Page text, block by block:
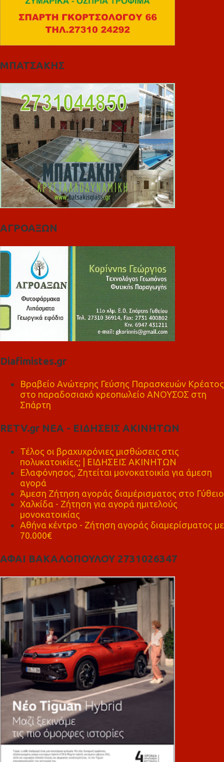
ΜΠΑΤΣΑΚΗΣ
ΑΓΡΟΑΞΩΝ
Diafimistes.gr
Βραβείο Ανώτερης Γεύσης Παρασκευών Κρέατος
στο παραδοσιακό κρεοπωλείο ΑΝΟΥΣΟΣ στη
Σπάρτη
RETV.gr ΝΕΑ - ΕΙΔΗΣΕΙΣ ΑΚΙΝΗΤΩΝ
Τέλος οι βραχυχρόνιες μισθώσεις στις
πολυκατοικίες; | ΕΙΔΗΣΕΙΣ ΑΚΙΝΗΤΩΝ
Ελαφόνησος, Ζητείται μονοκατοικία για άμεση
αγορά
Άμεση Ζήτηση αγοράς διαμέρισματος στο Γύθειο
Χαλκίδα - Ζήτηση για αγορά ημιτελούς
μονοκατοικίας
Αθήνα κέντρο - Ζήτηση αγοράς διαμερίσματος με
70.000€
ΑΦΑΙ ΒΑΚΑΛΟΠΟΥΛΟΥ 2731026347